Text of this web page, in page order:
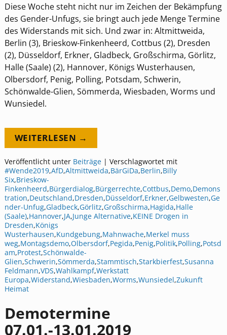
Diese Woche steht nicht nur im Zeichen der Bekämpfung
des Gender-Unfugs, sie bringt auch jede Menge Termine
des Widerstands mit sich. Und zwar in: Altmittweida,
Berlin (3), Brieskow-Finkenheerd, Cottbus (2), Dresden
(2), Düsseldorf, Erkner, Gladbeck, Großschirma, Görlitz,
Halle (Saale) (2), Hannover, Königs Wusterhausen,
Olbersdorf, Penig, Polling, Potsdam, Schwerin,
Schönwalde-Glien, Sömmerda, Wiesbaden, Worms und
Wunsiedel.
WEITERLESEN →
Veröffentlicht unter Beiträge| Verschlagwortet mit
#Wende2019,AfD,Altmittweida,BärGiDa,Berlin,Billy
Six,Brieskow-
Finkenheerd,Bürgerdialog,Bürgerrechte,Cottbus,Demo,Demons
tration,Deutschland,Dresden,Düsseldorf,Erkner,Gelbwesten,Ge
nder-Unfug,Gladbeck,Görlitz,Großschirma,Hagida,Halle
(Saale),Hannover,JA,Junge Alternative,KEINE Drogen in
Dresden,Königs
Wusterhausen,Kundgebung,Mahnwache,Merkel muss
weg,Montagsdemo,Olbersdorf,Pegida,Penig,Politik,Polling,Potsd
am,Protest,Schönwalde-
Glien,Schwerin,Sömmerda,Stammtisch,Starkbierfest,Susanna
Feldmann,VDS,Wahlkampf,Werkstatt
Europa,Widerstand,Wiesbaden,Worms,Wunsiedel,Zukunft
Heimat
Demotermine
07.01.-13.01.2019